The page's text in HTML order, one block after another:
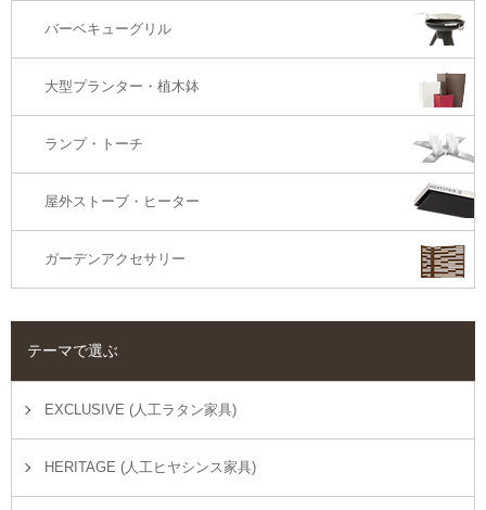
バーベキューグリル
大型プランター・植木鉢
ランプ・トーチ
屋外ストーブ・ヒーター
ガーデンアクセサリー
テーマで選ぶ
EXCLUSIVE (人工ラタン家具)
HERITAGE (人工ヒヤシンス家具)